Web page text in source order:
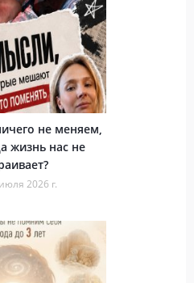
не меняем,
жизнь нас не
2026 г.